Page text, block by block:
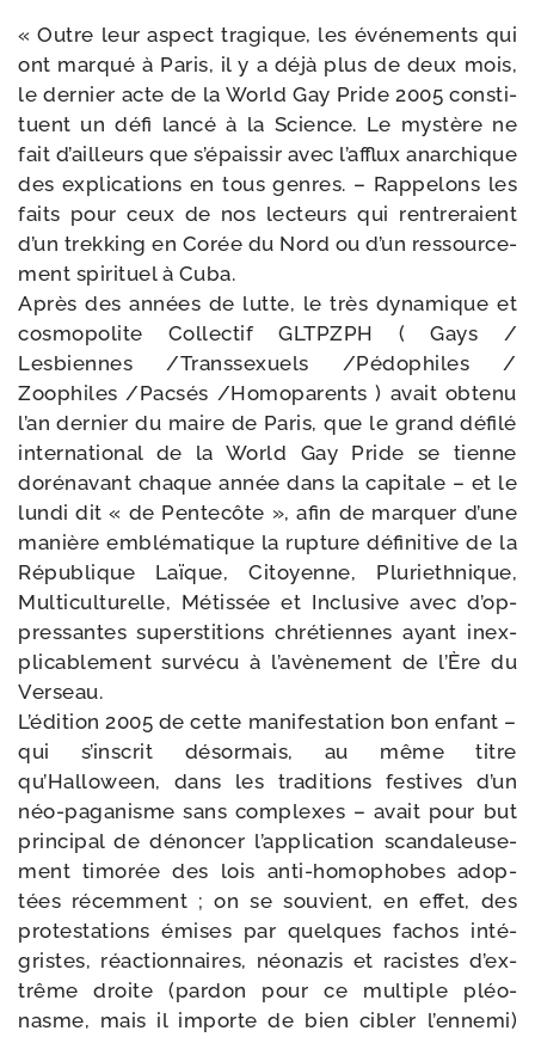
« Outre leur aspect tra­gique, les évé­ne­ments qui
ont mar­qué à Paris, il y a déjà plus de deux mois,
le der­nier acte de la World Gay Pride 2005 consti­
tuent un défi lan­cé à la Science. Le mys­tère ne
fait d’ailleurs que s’é­pais­sir avec l’af­flux anar­chique
des expli­ca­tions en tous genres. – Rappelons les
faits pour ceux de nos lec­teurs qui ren­tre­raient
d’un trek­king en Corée du Nord ou d’un res­sour­ce­
ment spi­ri­tuel à Cuba.
Après des années de lutte, le très dyna­mique et
cos­mo­po­lite Collectif GLTPZPH ( Gays /​
Lesbiennes /​Transsexuels /​Pédophiles /​
Zoophiles /​Pacsés /​Homoparents ) avait obte­nu
l’an der­nier du maire de Paris, que le grand défi­lé
inter­na­tio­nal de la World Gay Pride se tienne
doré­na­vant chaque année dans la capi­tale – et le
lun­di dit « de Pentecôte », afin de mar­quer d’une
manière emblé­ma­tique la rup­ture défi­ni­tive de la
République Laïque, Citoyenne, Pluriethnique,
Multiculturelle, Métissée et Inclusive avec d’op­
pres­santes super­sti­tions chré­tiennes ayant inex­
pli­ca­ble­ment sur­vé­cu à l’a­vè­ne­ment de l’Ère du
Verseau.
L’édition 2005 de cette mani­fes­ta­tion bon enfant –
qui s’ins­crit désor­mais, au même titre
qu’Halloween, dans les tra­di­tions fes­tives d’un
néo-​paganisme sans com­plexes – avait pour but
prin­ci­pal de dénon­cer l’ap­pli­ca­tion scan­da­leu­se­
ment timo­rée des lois anti-​homophobes adop­
tées récem­ment ; on se sou­vient, en effet, des
pro­tes­ta­tions émises par quelques fachos inté­
gristes, réac­tion­naires, néo­na­zis et racistes d’ex­
trême droite (par­don pour ce mul­tiple pléo­
nasme, mais il importe de bien cibler l’en­ne­mi)